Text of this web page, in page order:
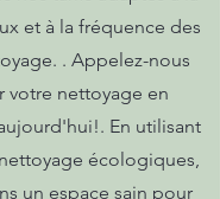
et à la fréquence des
. Appelez-nous
votre nettoyage en
En utilisant
écologiques,
un espace sain pour